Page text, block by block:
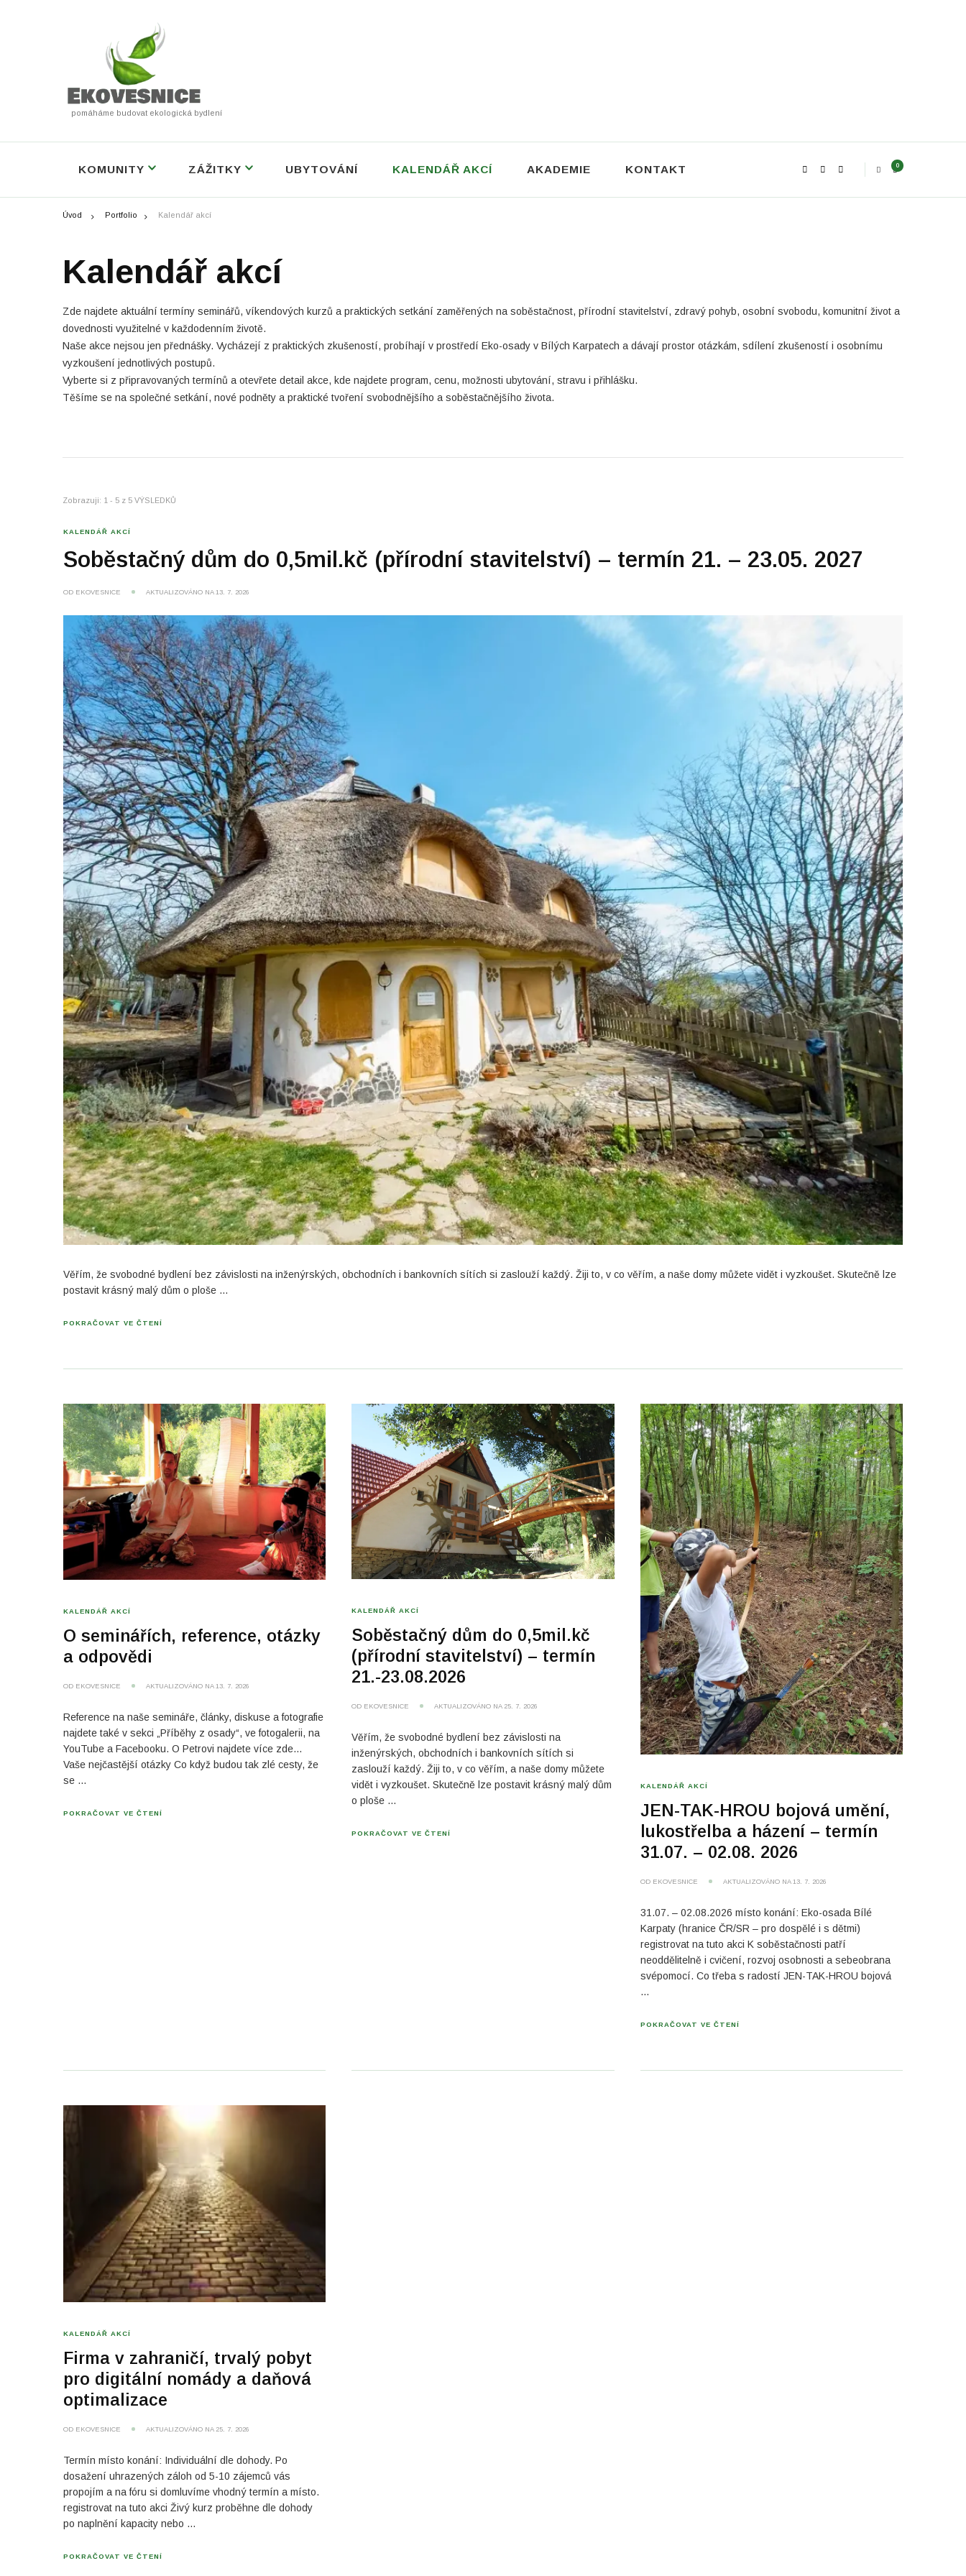
pomáháme budovat ekologická bydlení
KOMUNITY ZÁŽITKY UBYTOVÁNÍ KALENDÁŘ AKCÍ AKADEMIE KONTAKT 0
Úvod Portfolio Kalendář akcí
Zde najdete aktuální termíny seminářů, víkendových kurzů a praktických setkání zaměřených na soběstačnost, přírodní stavitelství, zdravý pohyb, osobní svobodu, komunitní život a
dovednosti využitelné v každodenním životě.
Naše akce nejsou jen přednášky. Vycházejí z praktických zkušeností, probíhají v prostředí Eko-osady v Bílých Karpatech a dávají prostor otázkám, sdílení zkušeností i osobnímu
vyzkoušení jednotlivých postupů.
Vyberte si z připravovaných termínů a otevřete detail akce, kde najdete program, cenu, možnosti ubytování, stravu i přihlášku.
Těšíme se na společné setkání, nové podněty a praktické tvoření svobodnějšího a soběstačnějšího života.
Kalendář akcí
Zobrazuji: 1 - 5 z 5 VÝSLEDKŮ
KALENDÁŘ AKCÍ
Soběstačný dům do 0,5mil.kč (přírodní stavitelství) – termín 21. – 23.05. 2027
OD EKOVESNICE AKTUALIZOVÁNO NA 13. 7. 2026
Věřím, že svobodné bydlení bez závislosti na inženýrských, obchodních i bankovních sítích si zaslouží každý. Žiji to, v co věřím, a naše domy můžete vidět i vyzkoušet. Skutečně lze
postavit krásný malý dům o ploše …
POKRAČOVAT VE ČTENÍ
KALENDÁŘ AKCÍ
O seminářích, reference, otázky
a odpovědi
OD EKOVESNICE AKTUALIZOVÁNO NA 13. 7. 2026
Reference na naše semináře, články, diskuse a fotografie
najdete také v sekci „Příběhy z osady“, ve fotogalerii, na
YouTube a Facebooku. O Petrovi najdete více zde…
Vaše nejčastější otázky Co když budou tak zlé cesty, že
se …
POKRAČOVAT VE ČTENÍ
KALENDÁŘ AKCÍ
Soběstačný dům do 0,5mil.kč
(přírodní stavitelství) – termín
21.-23.08.2026
OD EKOVESNICE AKTUALIZOVÁNO NA 25. 7. 2026
Věřím, že svobodné bydlení bez závislosti na
inženýrských, obchodních i bankovních sítích si
zaslouží každý. Žiji to, v co věřím, a naše domy můžete
vidět i vyzkoušet. Skutečně lze postavit krásný malý dům
o ploše …
POKRAČOVAT VE ČTENÍ
KALENDÁŘ AKCÍ
JEN-TAK-HROU bojová umění,
lukostřelba a házení – termín
31.07. – 02.08. 2026
OD EKOVESNICE AKTUALIZOVÁNO NA 13. 7. 2026
31.07. – 02.08.2026 místo konání: Eko-osada Bílé
Karpaty (hranice ČR/SR – pro dospělé i s dětmi)
registrovat na tuto akci K soběstačnosti patří
neoddělitelně i cvičení, rozvoj osobnosti a sebeobrana
svépomocí. Co třeba s radostí JEN-TAK-HROU bojová
…
POKRAČOVAT VE ČTENÍ
KALENDÁŘ AKCÍ
Firma v zahraničí, trvalý pobyt
pro digitální nomády a daňová
optimalizace​
OD EKOVESNICE AKTUALIZOVÁNO NA 25. 7. 2026
Termín místo konání: Individuální dle dohody. Po
dosažení uhrazených záloh od 5-10 zájemců vás
propojím a na fóru si domluvíme vhodný termín a místo.
registrovat na tuto akci Živý kurz proběhne dle dohody
po naplnění kapacity nebo …
POKRAČOVAT VE ČTENÍ